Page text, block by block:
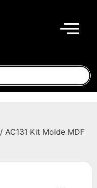
/ AC131 Kit Molde MDF